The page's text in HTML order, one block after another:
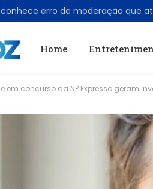
Home
em concurso da NP Expresso geram